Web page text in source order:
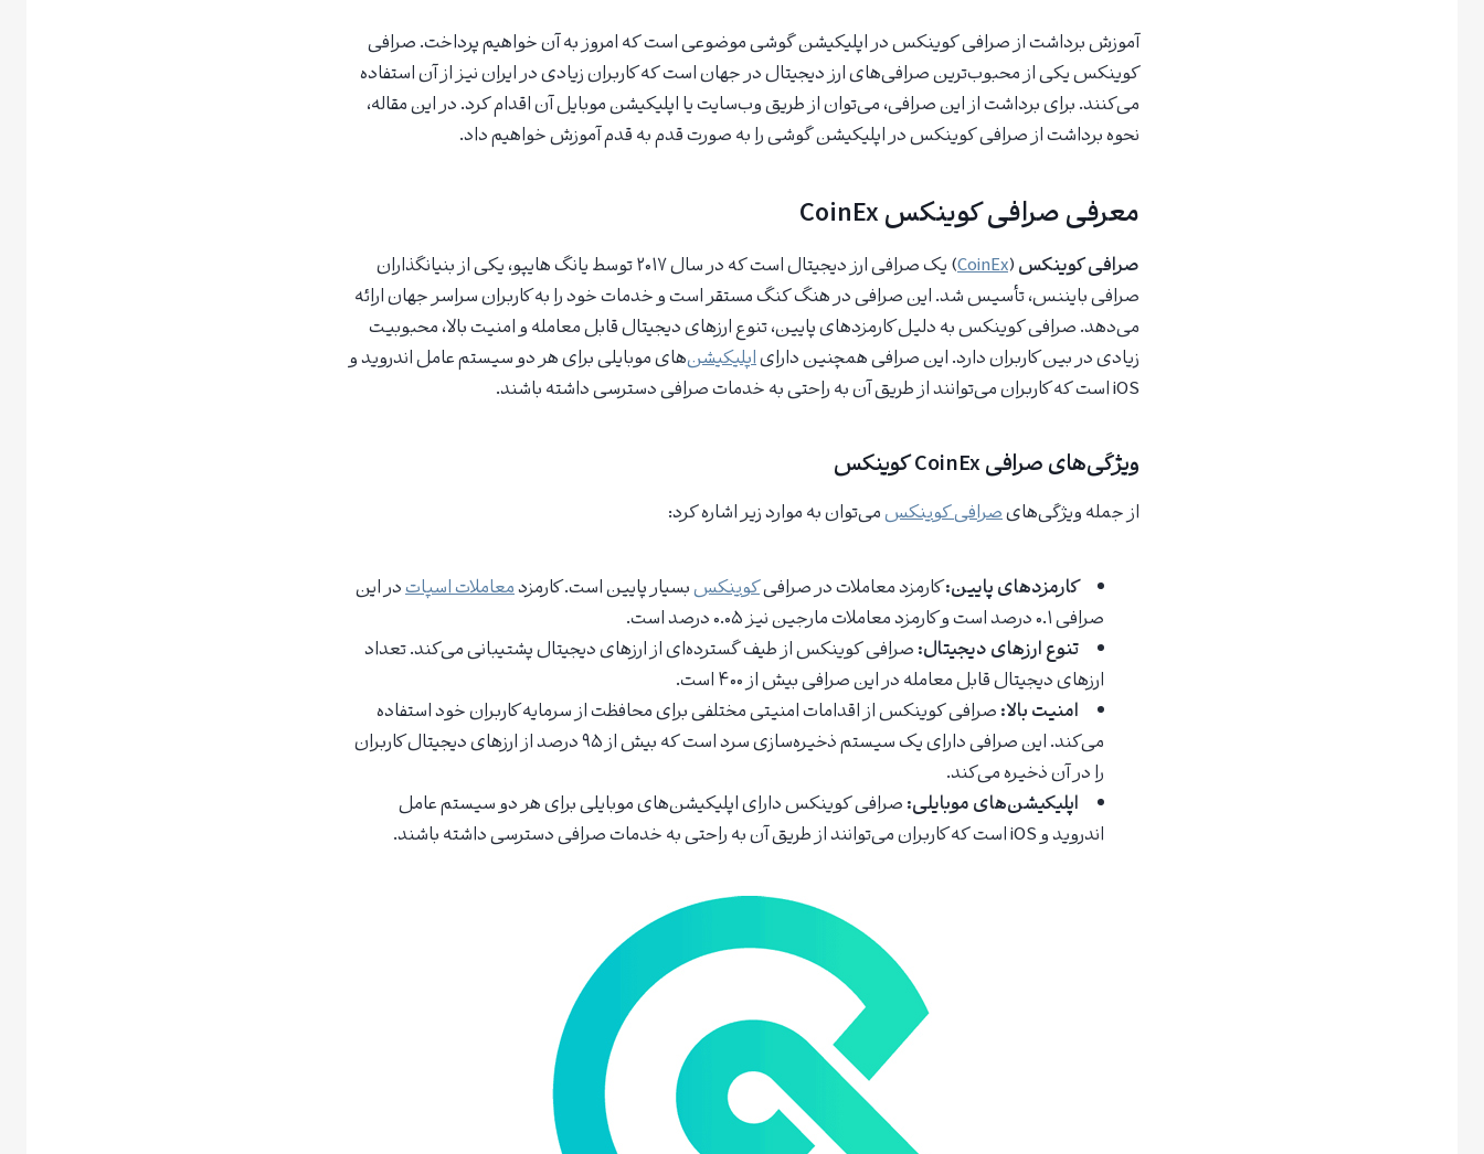
آموزش برداشت از صرافی کوینکس در اپلیکیشن گوشی موضوعی است که امروز به آن خواهیم پرداخت. صرافی
کوینکس یکی از محبوب‌ترین صرافی‌های ارز دیجیتال در جهان است که کاربران زیادی در ایران نیز از آن استفاده
می‌کنند. برای برداشت از این صرافی، می‌توان از طریق وب‌سایت یا اپلیکیشن موبایل آن اقدام کرد. در این مقاله،
نحوه برداشت از صرافی کوینکس در اپلیکیشن گوشی را به صورت قدم به قدم آموزش خواهیم داد.
معرفی صرافی کوینکس CoinEx
صرافی کوینکس(
CoinEx
) یک صرافی ارز دیجیتال است که در سال ۲۰۱۷ توسط یانگ هایپو، یکی از بنیانگذاران
صرافی بایننس، تأسیس شد. این صرافی در هنگ کنگ مستقر است و خدمات خود را به کاربران سراسر جهان ارائه
می‌دهد. صرافی کوینکس به دلیل کارمزدهای پایین، تنوع ارزهای دیجیتال قابل معامله و امنیت بالا، محبوبیت
زیادی در بین کاربران دارد. این صرافی همچنین دارایاپلیکیشن‌های موبایلی برای هر دو سیستم عامل اندروید و
iOS است که کاربران می‌توانند از طریق آن به راحتی به خدمات صرافی دسترسی داشته باشند.
ویژگی‌های صرافی CoinEx کوینکس
از جمله ویژگی‌هایصرافی کوینکسمی‌توان به موارد زیر اشاره کرد:
کارمزدهای پایین:کارمزد معاملات در صرافیکوینکسبسیار پایین است. کارمزدمعاملات اسپاتدر این
صرافی ۰.۱ درصد است و کارمزد معاملات مارجین نیز ۰.۰۵ درصد است.
تنوع ارزهای دیجیتال:صرافی کوینکس از طیف گسترده‌ای از ارزهای دیجیتال پشتیبانی می‌کند. تعداد
ارزهای دیجیتال قابل معامله در این صرافی بیش از ۴۰۰ است.
امنیت بالا:صرافی کوینکس از اقدامات امنیتی مختلفی برای محافظت از سرمایه کاربران خود استفاده
می‌کند. این صرافی دارای یک سیستم ذخیره‌سازی سرد است که بیش از ۹۵ درصد از ارزهای دیجیتال کاربران
را در آن ذخیره می‌کند.
اپلیکیشن‌های موبایلی:صرافی کوینکس دارای اپلیکیشن‌های موبایلی برای هر دو سیستم عامل
اندروید و iOS است که کاربران می‌توانند از طریق آن به راحتی به خدمات صرافی دسترسی داشته باشند.